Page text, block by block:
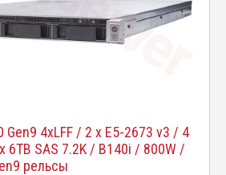
Gen9 4xLFF / 2 x E5-2673 v3 / 4
6TB SAS 7.2K / B140i / 800W /
рельсы